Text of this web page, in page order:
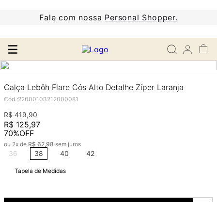
Fale com nossa Personal Shopper.
Calça Lebôh Flare Cós Alto Detalhe Zíper Laranja
Cód.:22000103212000081
R$ 419,90
R$ 125,97
70%OFF
ou 2x de R$ 62,98 sem juros
36 38 40 42
Tabela de Medidas